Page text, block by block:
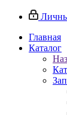
Главная
Каталог